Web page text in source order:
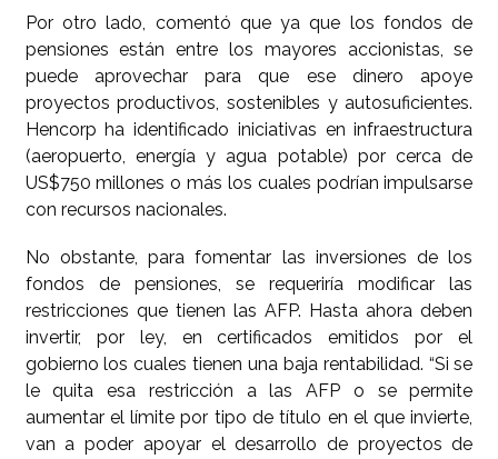
Por otro lado, comentó que ya que los fondos de
pensiones están entre los mayores accionistas, se
puede aprovechar para que ese dinero apoye
proyectos productivos, sostenibles y autosuficientes.
Hencorp ha identificado iniciativas en infraestructura
(aeropuerto, energía y agua potable) por cerca de
US$750 millones o más los cuales podrían impulsarse
con recursos nacionales.
No obstante, para fomentar las inversiones de los
fondos de pensiones, se requeriría modificar las
restricciones que tienen las AFP. Hasta ahora deben
invertir, por ley, en certificados emitidos por el
gobierno los cuales tienen una baja rentabilidad. “Si se
le quita esa restricción a las AFP o se permite
aumentar el límite por tipo de título en el que invierte,
van a poder apoyar el desarrollo de proyectos de